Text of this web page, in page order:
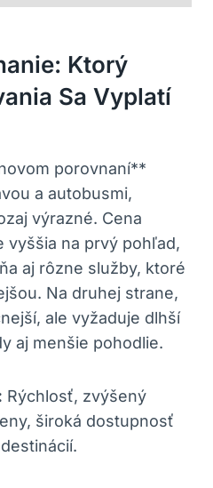
Ktorý
Sa Vyplatí
porovnaní**
a autobusmi,
výrazné. Cena
vyššia na prvý pohľad,
aj rôzne služby, ktoré
Na druhej strane,
ale vyžaduje dlhší
aj menšie pohodlie.
Rýchlosť, zvýšený
široká dostupnosť